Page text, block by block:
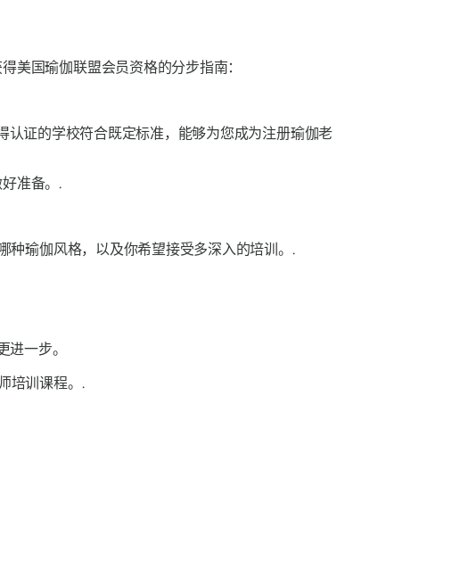
美国瑜伽联盟会员资格的分步指南：
认证的学校符合既定标准，能够为您成为注册瑜伽老
准备。.
瑜伽风格，以及你希望接受多深入的培训。.
一步。
培训课程。.